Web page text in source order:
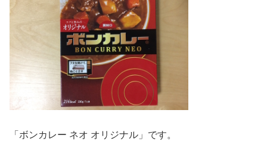
「ボンカレー ネオ オリジナル」です。